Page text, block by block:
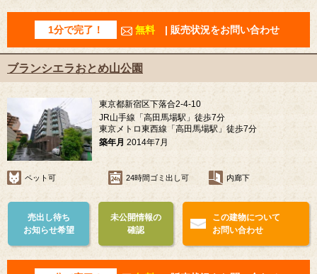
1分で完了！ 無料 | 販売状況をお問い合わせ
ブランシエラおとめ山公園
東京都新宿区下落合2-4-10
JR山手線「高田馬場駅」徒歩7分
東京メトロ東西線「高田馬場駅」徒歩7分
築年月 2014年7月
ペット可 24時間ゴミ出し可 内廊下
売出し待ち
お知らせ希望
未公開情報の
確認
この建物について
お問い合わせ